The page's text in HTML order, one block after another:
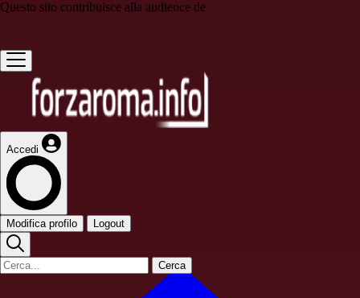
Questo sito contribuisce alla audience de
Accedi
Modifica profilo Logout
Cerca